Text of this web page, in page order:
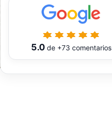
5.0de +73 comentarios